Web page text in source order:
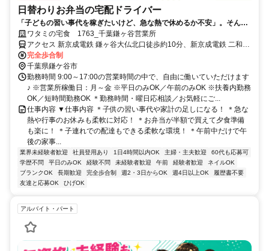
日替わりお弁当の宅配ドライバー
「子どもの習い事代を稼ぎたいけど、急な熱で休めるか不安」。そんな
悩みに寄り添う環境があります。週2～5日の勤務で、午前中のみも可
能。子連れ配達もでき、お弁当半額の社割も魅力です。
ワタミの宅食 1763_千葉鎌ヶ谷営業所
アクセス 新京成電鉄 鎌ヶ谷大仏北口徒歩約10分、新京成電鉄 二和向
台徒歩約22分、新京成電鉄 初富徒歩約28分
完全歩合制
千葉県鎌ケ谷市
勤務時間 9:00～17:00の営業時間の中で、自由に働いていただけます
♪ ※営業所稼働日：月～金 ※平日のみOK／午前のみOK ※扶養内勤務
OK／短時間勤務OK ＊勤務時間・曜日応相談／お気軽にご...
仕事内容 ▼仕事内容 ＊子供の習い事代や家計の足しになる！ ＊急な
熱や行事のお休みも柔軟に対応！ ＊お弁当が半額で買えて夕食準備
も楽に！ ＊子連れでの配達もできる柔軟な環境！ ＊午前中だけで午
後の家事...
業界未経験者歓迎 社員登用あり 1日4時間以内OK 主婦・主夫歓迎
60代も応募可
学歴不問
平日のみOK 経験不問 未経験者歓迎 午前 経験者歓迎
ネイルOK
ブランクOK
長期歓迎 完全歩合制 週2・3日からOK 週4日以上OK
履歴書不要
友達と応募OK
ひげOK
アルバイト・パート